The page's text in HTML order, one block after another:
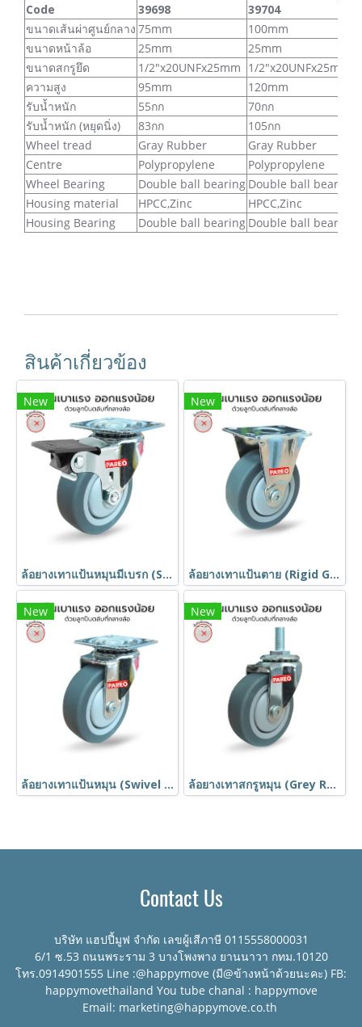
Code 39698
39704
ขนาดเส้นผ่าศูนย์กลาง 75mm
100mm
ขนาดหน้าล้อ
25mm
25mm
ขนาดสกรูยึด
1/2"x20UNFx25mm 1/2"x20UNFx25mm
ความสูง
95mm
120mm
รับน้ำหนัก
55กก
70กก
รับน้ำหนัก (หยุดนิ่ง)
83กก
105กก
Wheel tread
Gray Rubber
Gray Rubber
Centre
Polypropylene
Polypropylene
Wheel Bearing
Double ball bearing Double ball bearing
Housing material
HPCC,Zinc
HPCC,Zinc
Housing Bearing
Double ball bearing Double ball bearing
สินค้าเกี่ยวข้อง
New
ล้อยางเทาแป้นหมุนมีเบรก (Swivel with Brake Grey Rubber Caster) รุ่น MOVER ยี่ห้อ PAREO
New
ล้อยางเทาแป้นตาย (Rigid Grey Rubber Caster) รุ่น MOVER ยี่ห้อ PAREO
New
ล้อยางเทาแป้นหมุน (Swivel Grey Rubber Caster) รุ่น MOVER ยี่ห้อ PAREO
New
ล้อยางเทาสกรูหมุน (Grey Rubber Caster) รุ่น MOVER ยี่ห้อ PAREO
Contact Us
บริษัท แฮปปี้มูฟ จำกัด เลขผู้เสีภาษี 0115558000031
6/1 ซ.53 ถนนพระราม 3 บางโพงพาง ยานนาวา กทม.10120
โทร.0914901555 Line :@happymove (มี@ข้างหน้าด้วยนะคะ) FB:
happymovethailand You tube chanal : happymove
Email: marketing@happymove.co.th